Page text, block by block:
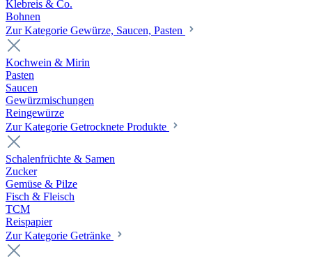
Klebreis & Co.
Bohnen
Zur Kategorie Gewürze, Saucen, Pasten
Kochwein & Mirin
Pasten
Saucen
Gewürzmischungen
Reingewürze
Zur Kategorie Getrocknete Produkte
Schalenfrüchte & Samen
Zucker
Gemüse & Pilze
Fisch & Fleisch
TCM
Reispapier
Zur Kategorie Getränke